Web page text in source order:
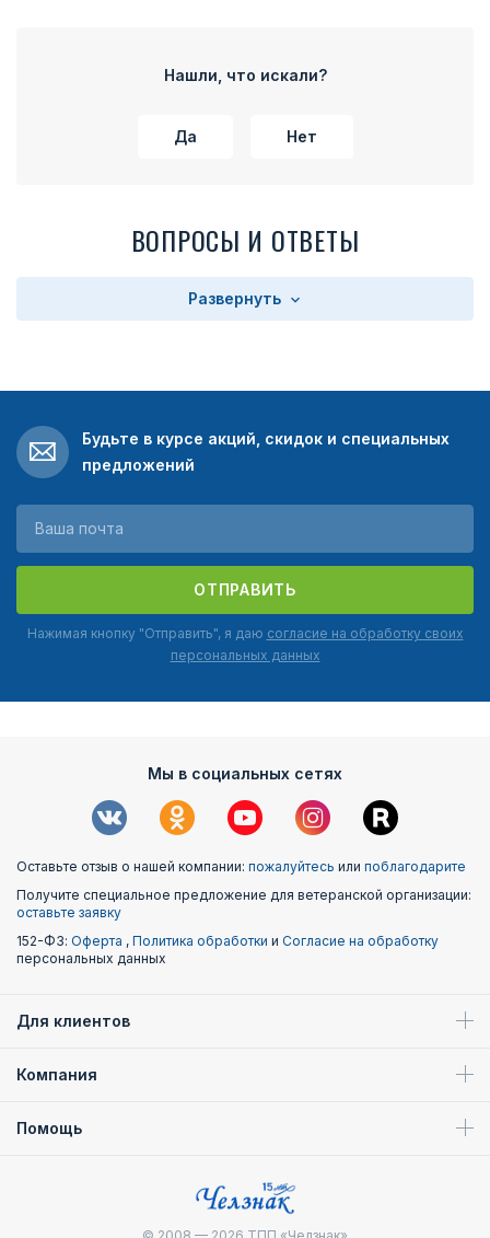
Нашли, что искали?
Да Нет
ВОПРОСЫ И ОТВЕТЫ
Развернуть
Будьте в курсе акций, скидок и специальных
предложений
ОТПРАВИТЬ
Нажимая кнопку "Отправить", я даю согласие на обработку своих
персональных данных
Мы в социальных сетях
Оставьте отзыв о нашей компании: пожалуйтесь или поблагодарите
Получите специальное предложение для ветеранской организации:
оставьте заявку
152-ФЗ: Оферта , Политика обработки и Согласие на обработку
персональных данных
Для клиентов
Компания
Помощь